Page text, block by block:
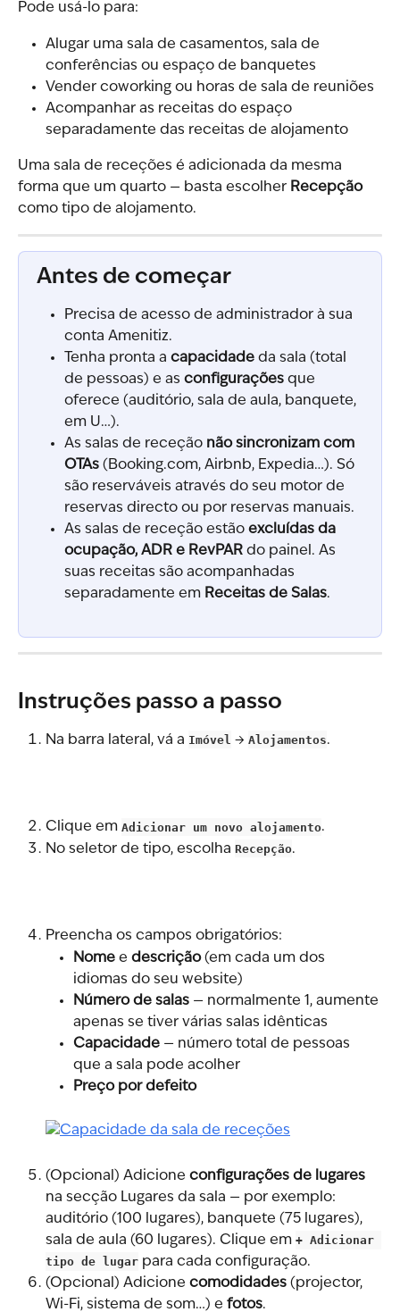
Pode usá-lo para:
Alugar uma sala de casamentos, sala de
conferências ou espaço de banquetes
Vender coworking ou horas de sala de reuniões
Acompanhar as receitas do espaço
separadamente das receitas de alojamento
Uma sala de receções é adicionada da mesma
forma que um quarto — basta escolher Recepção
como tipo de alojamento.
Antes de começar
Precisa de acesso de administrador à sua
conta Amenitiz.
Tenha pronta a capacidade da sala (total
de pessoas) e as configurações que
oferece (auditório, sala de aula, banquete,
em U…).
As salas de receção não sincronizam com
OTAs (Booking.com, Airbnb, Expedia…). Só
são reserváveis através do seu motor de
reservas directo ou por reservas manuais.
As salas de receção estão excluídas da
ocupação, ADR e RevPAR do painel. As
suas receitas são acompanhadas
separadamente em Receitas de Salas.
Instruções passo a passo
Na barra lateral, vá a Imóvel → Alojamentos.
Clique em Adicionar um novo alojamento.
No seletor de tipo, escolha Recepção.
Preencha os campos obrigatórios:
Nome e descrição (em cada um dos
idiomas do seu website)
Número de salas — normalmente 1, aumente
apenas se tiver várias salas idênticas
Capacidade — número total de pessoas
que a sala pode acolher
Preço por defeito
(Opcional) Adicione configurações de lugares
na secção Lugares da sala — por exemplo:
auditório (100 lugares), banquete (75 lugares),
sala de aula (60 lugares). Clique em + Adicionar
tipo de lugar para cada configuração.
(Opcional) Adicione comodidades (projector,
Wi-Fi, sistema de som…) e fotos.